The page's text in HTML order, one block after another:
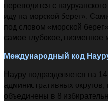
переводится с
иду на морской берег».
под словом «морской
самое глубокое, низменное
Международный код
Науру подразделяется на 14
административных округов,
объединены в 8